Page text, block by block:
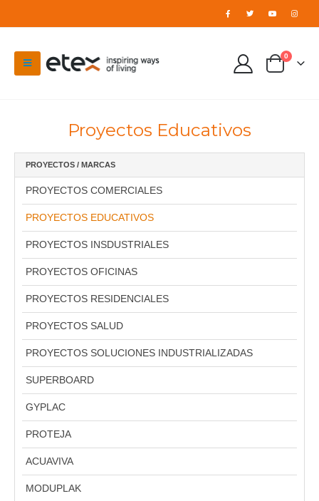
0
Proyectos Educativos
PROYECTOS / MARCAS
PROYECTOS COMERCIALES
PROYECTOS EDUCATIVOS
PROYECTOS INSDUSTRIALES
PROYECTOS OFICINAS
PROYECTOS RESIDENCIALES
PROYECTOS SALUD
PROYECTOS SOLUCIONES INDUSTRIALIZADAS
SUPERBOARD
GYPLAC
PROTEJA
ACUAVIVA
MODUPLAK